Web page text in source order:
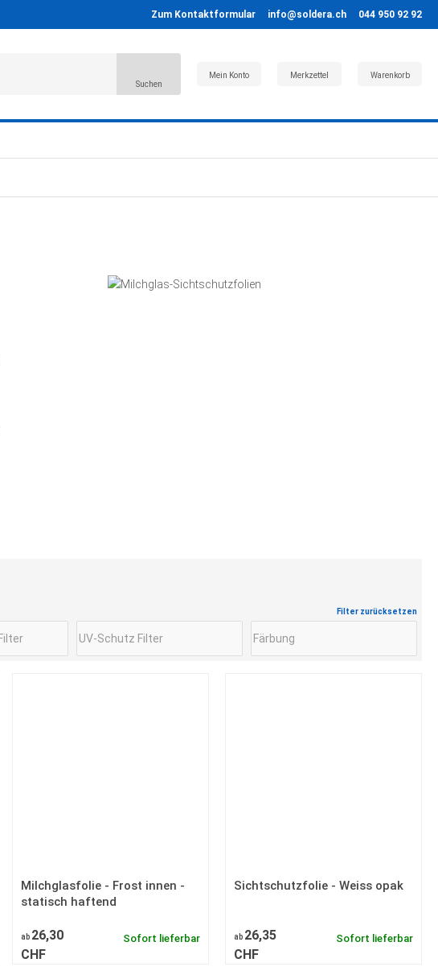
Zum Kontaktformular info@soldera.ch 044 950 92 92
Suchen
Mein Konto Merkzettel Warenkorb
Filter zurücksetzen
Milchglasfolie - Frost innen -
statisch haftend
ab 26,30
CHF
Sofort lieferbar
Sichtschutzfolie - Weiss opak
ab 26,35
CHF
Sofort lieferbar